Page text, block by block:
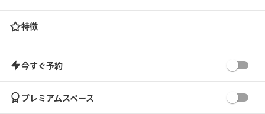
特徴
今すぐ予約
プレミアムスペース